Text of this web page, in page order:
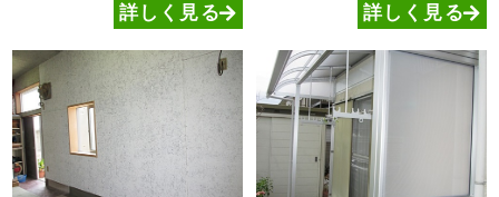
詳しく見る 詳しく見る